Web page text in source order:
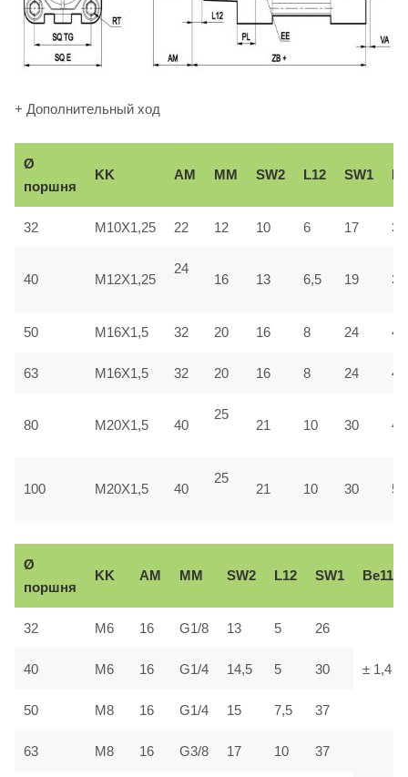
+ Дополнительный ход
Ø
поршня
KK AM ММ SW2 L12 SW1
32 M10X1,25 22 12 10 6 17 30
40 M12X1,25
24
16 13 6,5 19 35
50 M16X1,5 32 20 16 8 24 40
63 M16X1,5 32 20 16 8 24 45
80 M20X1,5 40
25
21 10 30 45
100 M20X1,5 40
25
21 10 30 55
Ø
поршня
KK AM ММ SW2 L12 SW1 Вe11
32 М6 16 G1/8 13 5 26
± 1,4
40 М6 16 G1/4 14,5 5 30
50 М8 16 G1/4 15 7,5 37
63 М8 16 G3/8 17 10 37